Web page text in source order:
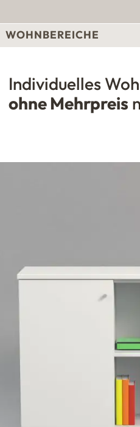
Urbana Möbel
Individuelles
ohne Mehrpreis
WOHNBEREICHE